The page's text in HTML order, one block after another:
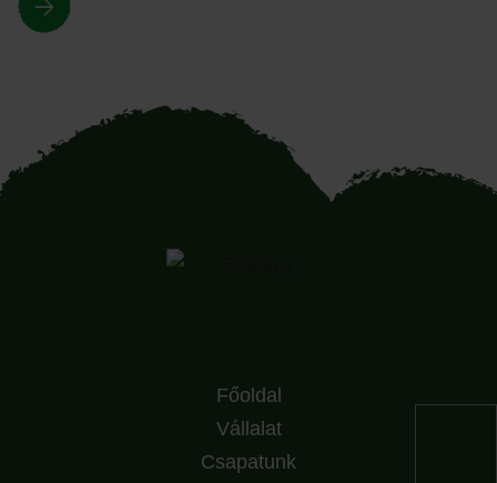
Főoldal
Vállalat
Csapatunk